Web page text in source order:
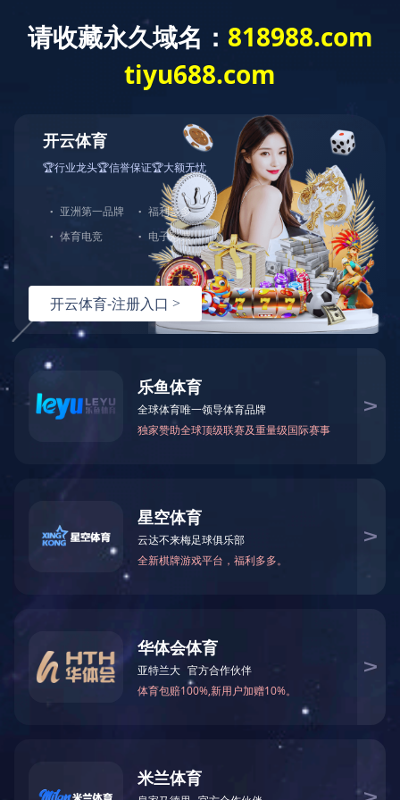
乐鱼官方站页面登录入口
服务政策
注：本服务政策为通用政策内容，由于各产品有差异，
详细条款请搜索您的产品型号查看。
相关服务政策内容请咨询：0755-82713843
地址：广东省深圳市福田区侨香路3076号君子广场十三楼
电话：0755-23981678